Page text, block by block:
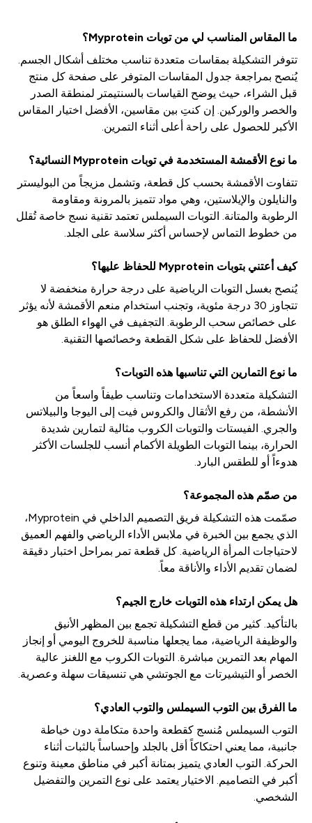
ما المقاس المناسب لي من توبات Myprotein؟
تتوفر التشكيلة بمقاسات متعددة تناسب مختلف أشكال الجسم.
يُنصح بمراجعة جدول المقاسات المتوفر على صفحة كل منتج
قبل الشراء، حيث يوضح القياسات بالسنتيمتر لمنطقة الصدر
والخصر والوركين. إن كنتِ بين مقاسين، الأفضل اختيار المقاس
الأكبر للحصول على راحة أعلى أثناء التمرين.
ما نوع الأقمشة المستخدمة في توبات Myprotein النسائية؟
تتفاوت الأقمشة بحسب كل قطعة، وتشمل مزيجاً من البوليستر
والنايلون والإيلاستين، وهي مواد تتميز بالمرونة ومقاومة
الرطوبة والمتانة. التوبات السيملس تعتمد تقنية نسج خاصة تُقلل
من خطوط التماس لإحساس أكثر سلاسة على الجلد.
كيف أعتني بتوبات Myprotein للحفاظ عليها؟
يُنصح بغسل التوبات الرياضية على درجة حرارة منخفضة لا
تتجاوز 30 درجة مئوية، وتجنب استخدام منعم الأقمشة لأنه يؤثر
على خصائص سحب الرطوبة. التجفيف في الهواء الطلق هو
الأفضل للحفاظ على شكل القطعة وخصائصها التقنية.
ما نوع التمارين التي تناسبها هذه التوبات؟
التشكيلة متعددة الاستخدامات وتناسب طيفاً واسعاً من
الأنشطة، من رفع الأثقال والكروس فيت إلى اليوجا والبيلاتس
والجري. الفيستات والتوبات الكروب مثالية لتمارين شديدة
الحرارة، بينما التوبات الطويلة الأكمام أنسب للجلسات الأكثر
هدوءاً أو للطقس البارد.
من صمّم هذه المجموعة؟
صمّمت هذه التشكيلة فريق التصميم الداخلي في Myprotein،
الذي يجمع بين الخبرة في ملابس الأداء الرياضي والفهم العميق
لاحتياجات المرأة الرياضية. كل قطعة تمر بمراحل اختبار دقيقة
لضمان تقديم الأداء والأناقة معاً.
هل يمكن ارتداء هذه التوبات خارج الجيم؟
بالتأكيد. كثير من قطع التشكيلة تجمع بين المظهر الأنيق
والوظيفة الرياضية، مما يجعلها مناسبة للخروج اليومي أو إنجاز
المهام بعد التمرين مباشرة. التوبات الكروب مع اللغنز عالية
الخصر أو التيشيرتات مع الجوتشي هي تنسيقات سهلة وعصرية.
ما الفرق بين التوب السيملس والتوب العادي؟
التوب السيملس مُنسج كقطعة واحدة متكاملة دون خياطة
جانبية، مما يعني احتكاكاً أقل بالجلد وإحساساً بالثبات أثناء
الحركة. التوب العادي يتميز بمتانة أكبر في مناطق معينة وتنوع
أكبر في التصاميم. الاختيار يعتمد على نوع التمرين والتفضيل
الشخصي.